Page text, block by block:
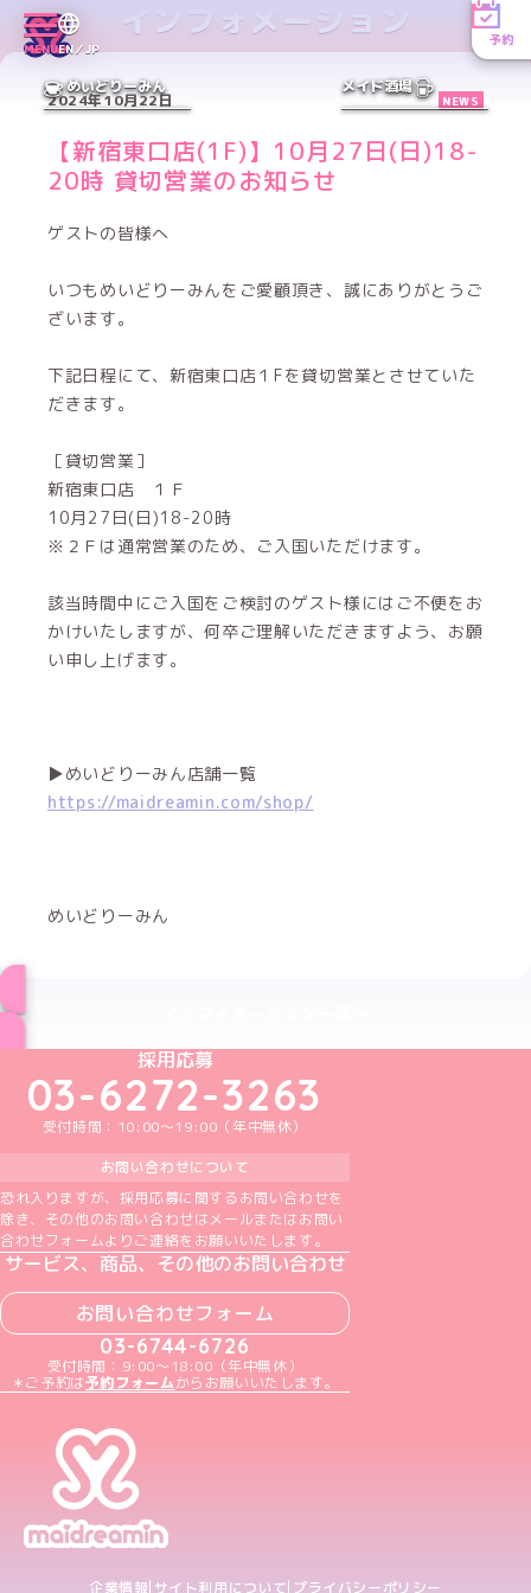
MENUEN／JP
予約
めいどりーみん メイド酒場
インフォメーション
2024年10月22日 NEWS
【新宿東口店(1F)】10月27日(日)18-
20時 貸切営業のお知らせ
ゲストの皆様へ
いつもめいどりーみんをご愛顧頂き、誠にありがとうご
ざいます。
下記日程にて、新宿東口店１Fを貸切営業とさせていた
だきます。
［貸切営業］
新宿東口店 １Ｆ
10月27日(日)18-20時
※２Ｆは通常営業のため、ご入国いただけます。
該当時間中にご入国をご検討のゲスト様にはご不便をお
かけいたしますが、何卒ご理解いただきますよう、お願
い申し上げます。
▶めいどりーみん店舗一覧
https://maidreamin.com/shop/
めいどりーみん
めいどりーみんTikTok公式アカウント
めいどりーみんX公式アカウント
めいどりーみんInstagram公式アカウント
めいどりーみんFacebook公式アカウン
めいどりーみんYouTube公式アカ
採用応募
03-6272-3263
受付時間：10:00～19:00（年中無休）
お問い合わせについて
恐れ入りますが、採用応募に関するお問い合わせを
除き、その他のお問い合わせはメールまたはお問い
合わせフォームよりご連絡をお願いいたします。
サービス、商品、その他のお問い合わせ
お問い合わせフォーム
03-6744-6726
受付時間：9:00～18:00（年中無休）
＊ご予約は予約フォームからお願いいたします。
企業情報 サイト利用について プライバシーポリシー